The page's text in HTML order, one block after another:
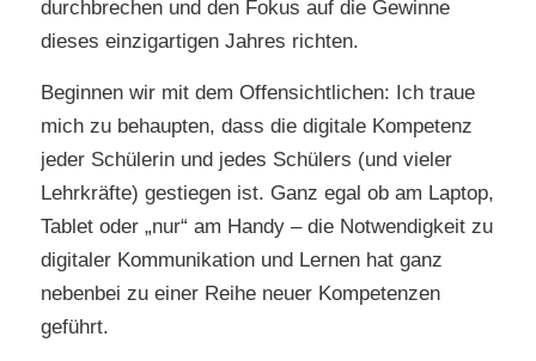
durchbrechen und den Fokus auf die Gewinne
dieses einzigartigen Jahres richten.
Beginnen wir mit dem Offensichtlichen: Ich traue
mich zu behaupten, dass die digitale Kompetenz
jeder Schülerin und jedes Schülers (und vieler
Lehrkräfte) gestiegen ist. Ganz egal ob am Laptop,
Tablet oder „nur“ am Handy – die Notwendigkeit zu
digitaler Kommunikation und Lernen hat ganz
nebenbei zu einer Reihe neuer Kompetenzen
geführt.